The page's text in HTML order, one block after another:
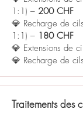
1:1) – 200 CHF
💎 Recharge de
1:1) – 180 CHF
💎 Extensions de
💎 Recharge de
Traitements des